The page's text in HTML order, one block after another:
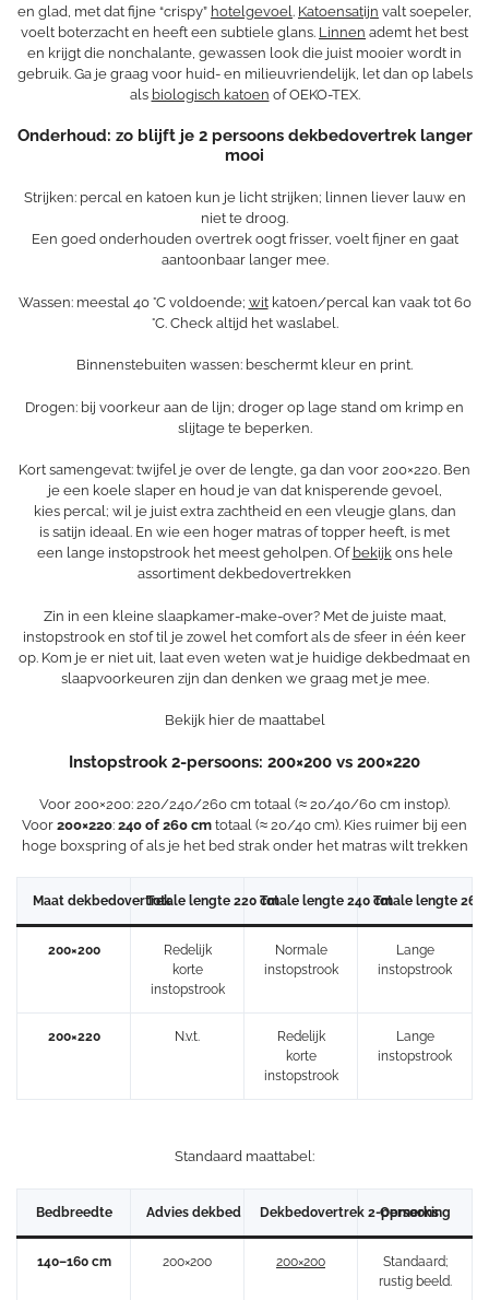
en glad, met dat fijne “crispy” hotelgevoel . Katoensatijn valt soepeler,
voelt boterzacht en heeft een subtiele glans. Linnen ademt het best
en krijgt die nonchalante, gewassen look die juist mooier wordt in
gebruik. Ga je graag voor huid- en milieuvriendelijk, let dan op labels
als biologisch katoen of OEKO-TEX.
Onderhoud: zo blijft je 2 persoons dekbedovertrek langer
mooi
Strijken: percal en katoen kun je licht strijken; linnen liever lauw en
niet te droog.
Een goed onderhouden overtrek oogt frisser, voelt fijner en gaat
aantoonbaar langer mee.
Wassen: meestal 40 °C voldoende; witkatoen/percal kan vaak tot 60
°C. Check altijd het waslabel.
Binnenstebuiten wassen: beschermt kleur en print.
Drogen: bij voorkeur aan de lijn; droger op lage stand om krimp en
slijtage te beperken.
Kort samengevat: twijfel je over de lengte, ga dan voor 200×220. Ben
je een koele slaper en houd je van dat knisperende gevoel,
kies percal; wil je juist extra zachtheid en een vleugje glans, dan
is satijn ideaal. En wie een hoger matras of topper heeft, is met
een lange instopstrook het meest geholpen. Of bekijkons hele
assortiment dekbedovertrekken
Zin in een kleine slaapkamer-make-over? Met de juiste maat,
instopstrook en stof til je zowel het comfort als de sfeer in één keer
op. Kom je er niet uit, laat even weten wat je huidige dekbedmaat en
slaapvoorkeuren zijn dan denken we graag met je mee.
Bekijk hier de maattabel
Instopstrook 2-persoons: 200×200 vs 200×220
Voor 200×200: 220/240/260 cm totaal (≈ 20/40/60 cm instop).
Voor 200×220: 240 of 260 cm totaal (≈ 20/40 cm). Kies ruimer bij een
hoge boxspring of als je het bed strak onder het matras wilt trekken
Maat dekbedovertrekTotale lengte 220 cmTotale lengte 240 cmTotale lengte 260
200×200
Redelijk
korte
instopstrook
Normale
instopstrook
Lange
instopstrook
200×220 N.v.t.
Redelijk
korte
instopstrook
Lange
instopstrook
Standaard maattabel:
Bedbreedte Advies dekbed Dekbedovertrek 2-persoons
Opmerking
140–160 cm 200×200 200×200
Standaard;
rustig beeld.